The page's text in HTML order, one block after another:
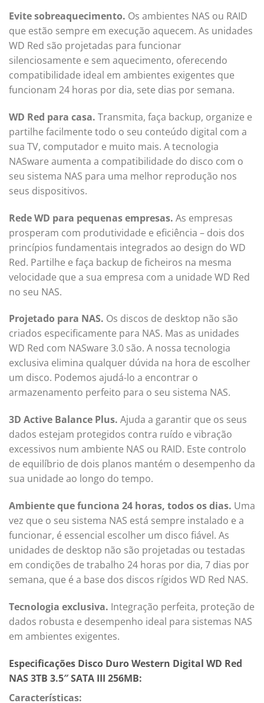
Evite sobreaquecimento. Os ambientes NAS ou RAID
que estão sempre em execução aquecem. As unidades
WD Red são projetadas para funcionar
silenciosamente e sem aquecimento, oferecendo
compatibilidade ideal em ambientes exigentes que
funcionam 24 horas por dia, sete dias por semana.
WD Red para casa. Transmita, faça backup, organize e
partilhe facilmente todo o seu conteúdo digital com a
sua TV, computador e muito mais. A tecnologia
NASware aumenta a compatibilidade do disco com o
seu sistema NAS para uma melhor reprodução nos
seus dispositivos.
Rede WD para pequenas empresas. As empresas
prosperam com produtividade e eficiência – dois dos
princípios fundamentais integrados ao design do WD
Red. Partilhe e faça backup de ficheiros na mesma
velocidade que a sua empresa com a unidade WD Red
no seu NAS.
Projetado para NAS. Os discos de desktop não são
criados especificamente para NAS. Mas as unidades
WD Red com NASware 3.0 são. A nossa tecnologia
exclusiva elimina qualquer dúvida na hora de escolher
um disco. Podemos ajudá-lo a encontrar o
armazenamento perfeito para o seu sistema NAS.
3D Active Balance Plus. Ajuda a garantir que os seus
dados estejam protegidos contra ruído e vibração
excessivos num ambiente NAS ou RAID. Este controlo
de equilíbrio de dois planos mantém o desempenho da
sua unidade ao longo do tempo.
Ambiente que funciona 24 horas, todos os dias. Uma
vez que o seu sistema NAS está sempre instalado e a
funcionar, é essencial escolher um disco fiável. As
unidades de desktop não são projetadas ou testadas
em condições de trabalho 24 horas por dia, 7 dias por
semana, que é a base dos discos rígidos WD Red NAS.
Tecnologia exclusiva. Integração perfeita, proteção de
dados robusta e desempenho ideal para sistemas NAS
em ambientes exigentes.
Especificações Disco Duro Western Digital WD Red
NAS 3TB 3.5″ SATA III 256MB:
Características: